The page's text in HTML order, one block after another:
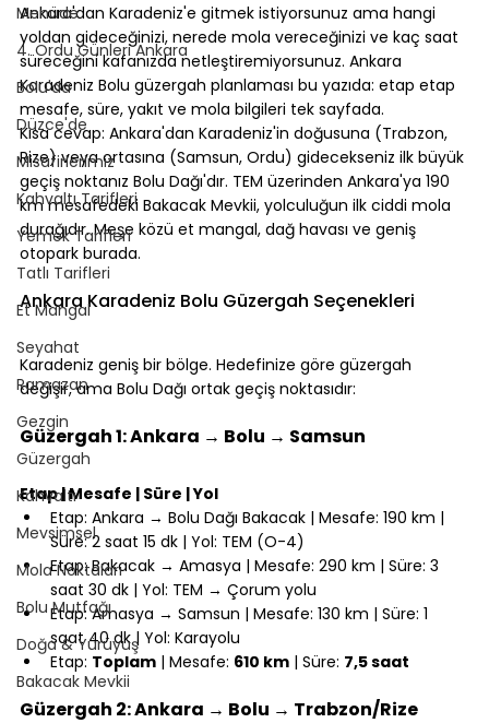
Menüde
4. Ordu Günleri Ankara
Bolu'da
Düzce'de
Misafirlerimiz
Kahvaltı Tarifleri
Yemek Tarifleri
Tatlı Tarifleri
Et Mangal
Seyahat
Ramazan
Gezgin
Güzergah
Kahvaltı
Mevsimsel
Mola Noktaları
Bolu Mutfağı
Doğa & Yürüyüş
Bakacak Mevkii
Ankara'dan Karadeniz'e gitmek istiyorsunuz ama hangi
yoldan gideceğinizi, nerede mola vereceğinizi ve kaç saat
süreceğini kafanızda netleştiremiyorsunuz. Ankara
Karadeniz Bolu güzergah planlaması bu yazıda: etap etap
mesafe, süre, yakıt ve mola bilgileri tek sayfada.
Kısa cevap: Ankara'dan Karadeniz'in doğusuna (Trabzon,
Rize) veya ortasına (Samsun, Ordu) gidecekseniz ilk büyük
geçiş noktanız Bolu Dağı'dır. TEM üzerinden Ankara'ya 190
km mesafedeki Bakacak Mevkii, yolculuğun ilk ciddi mola
durağıdır. Meşe közü et mangal, dağ havası ve geniş
otopark burada.
⠀
Ankara Karadeniz Bolu Güzergah Seçenekleri
⠀
Karadeniz geniş bir bölge. Hedefinize göre güzergah
değişir, ama Bolu Dağı ortak geçiş noktasıdır:
⠀
Güzergah 1: Ankara → Bolu → Samsun
⠀
Etap | Mesafe | Süre | Yol
Etap: Ankara → Bolu Dağı Bakacak | Mesafe: 190 km |
Süre: 2 saat 15 dk | Yol: TEM (O-4)
Etap: Bakacak → Amasya | Mesafe: 290 km | Süre: 3
saat 30 dk | Yol: TEM → Çorum yolu
Etap: Amasya → Samsun | Mesafe: 130 km | Süre: 1
saat 40 dk | Yol: Karayolu
Etap: Toplam | Mesafe: 610 km | Süre: 7,5 saat
⠀
Güzergah 2: Ankara → Bolu → Trabzon/Rize